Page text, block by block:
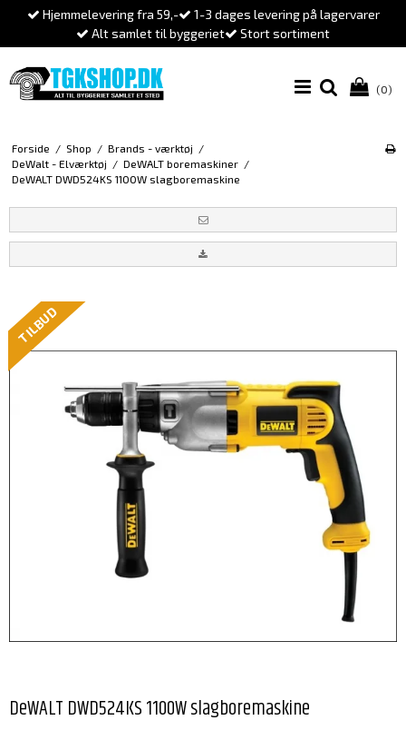
Hjemmelevering fra 59,-
1-3 dages levering på lagervarer
Alt samlet til byggeriet
Stort sortiment
(0)
Forside / Shop / Brands - værktøj /
DeWalt - Elværktøj / DeWALT boremaskiner /
DeWALT DWD524KS 1100W slagboremaskine
TILBUD
DeWALT DWD524KS 1100W slagboremaskine